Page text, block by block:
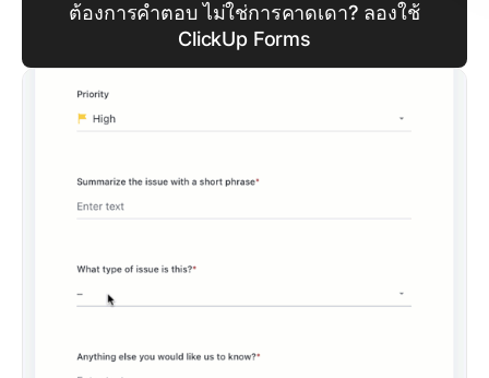
ต้องการคำตอบ ไม่ใช่การคาดเดา? ลองใช้
ClickUp Forms